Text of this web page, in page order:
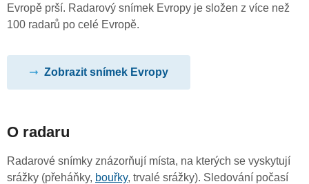
Evropě prší. Radarový snímek Evropy je složen z více než
100 radarů po celé Evropě.
Zobrazit snímek Evropy
O radaru
Radarové snímky znázorňují místa, na kterých se vyskytují
srážky (přeháňky, bouřky, trvalé srážky). Sledování počasí